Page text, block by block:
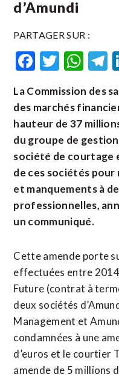
d’Amundi
PARTAGER SUR :
Facebook
La Commission des
des marchés
hauteur de 37
du groupe de
société de courtage
de ces sociétés
et manquements à
professionnelles,
un communiqué.
Cette amende porte
effectuées entre
Future (contrat à
deux sociétés
Management et
condamnées à une
d’euros et le courtier
amende de 5 millions